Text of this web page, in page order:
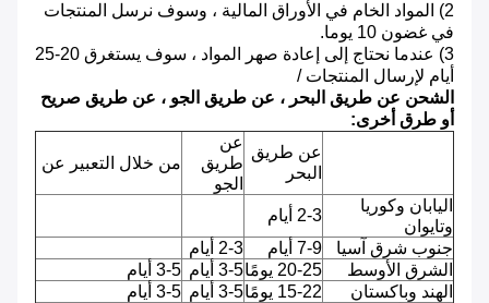
2) المواد الخام في الأوراق المالية ، وسوف نرسل المنتجات
في غضون 10 يوما.
3) عندما نحتاج إلى إعادة صهر المواد ، سوف يستغرق 20-25
أيام لإرسال المنتجات /
الشحن عن طريق البحر ، عن طريق الجو ، عن طريق صريح
أو طرق أخرى:
عن طريق
البحر
عن
طريق
الجو
من خلال التعبير عن
اليابان وكوريا
وتايوان
2-3 أيام
جنوب شرق آسيا
7-9 أيام
2-3 أيام
الشرق الأوسط
20-25 يومًا 3-5 أيام
3-5 أيام
الهند وباكستان
15-22 يومًا 3-5 أيام
3-5 أيام